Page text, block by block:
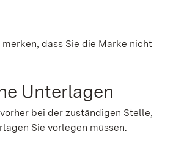
dass Sie die Marke nicht
Unterlagen
bei der zuständigen Stelle,
Sie vorlegen müssen.